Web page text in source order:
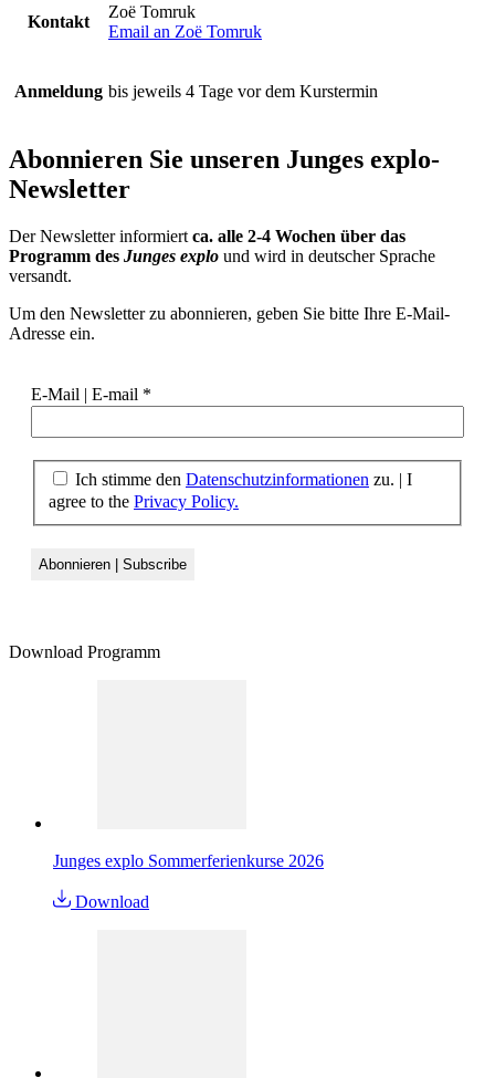
Kontakt
Zoë Tomruk
Email an Zoë Tomruk
Anmeldung bis jeweils 4 Tage vor dem Kurstermin
Abonnieren Sie unseren Junges explo-
Newsletter
Der Newsletter informiert ca. alle 2-4 Wochen über das
Programm des Junges explo und wird in deutscher Sprache
versandt.
Um den Newsletter zu abonnieren, geben Sie bitte Ihre E-Mail-
Adresse ein.
E-Mail | E-mail *
Ich stimme den Datenschutzinformationen zu. | I
agree to the Privacy Policy.
Download Programm
Junges explo Sommerferienkurse 2026
Download